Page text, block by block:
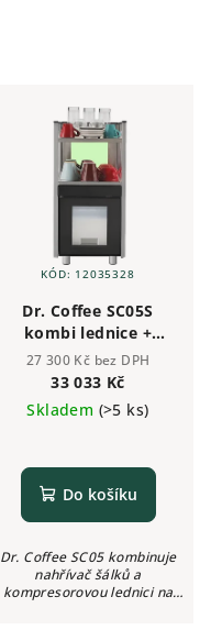
Dr. Coffee SC05S
kombi lednice +
nahřívač šálků
27 300 Kč bez DPH
33 033 Kč
Skladem (>5 ks)
Do košíku
Dr. Coffee SC05 kombinuje
nahřívač šálků a
kompresorovou lednici na
KÓD: 12035328